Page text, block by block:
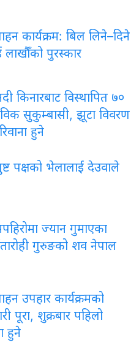
कार्यक्रम: बिल लिने–दिने
लाखौँको पुरस्कार
किनारबाट विस्थापित ७०
सुकुम्बासी, झूटा विवरण
हुने
पक्षको भेलालाई देउवाले
ज्यान गुमाएका
गुरुङको शव नेपाल
उपहार कार्यक्रमको
पूरा, शुक्रबार पहिलो
हुने